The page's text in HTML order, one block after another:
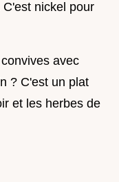
nickel pour
avec
? C'est un plat
et les herbes de